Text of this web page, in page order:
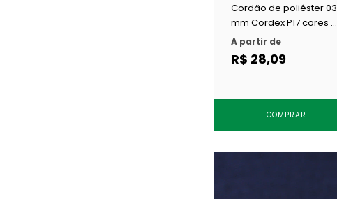
Cordão de poliéster 03
mm Cordex P17 cores c/
50 m
A partir de
R$ 28,09
COMPRAR